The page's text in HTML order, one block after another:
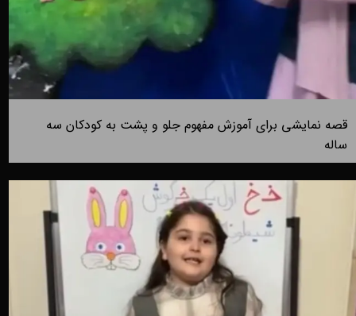
قصه نمایشی برای آموزش مفهوم جلو و پشت به کودکان سه
ساله